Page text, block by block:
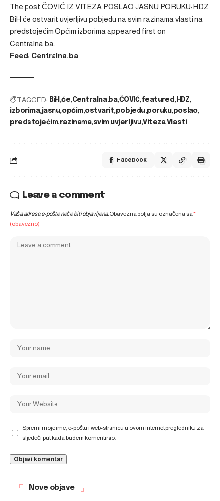
The post ČOVIĆ IZ VITEZA POSLAO JASNU PORUKU: HDZ
BiH će ostvarit uvjerljivu pobjedu na svim razinama vlasti na
predstojećim Općim izborima appeared first on
Centralna.ba
Feed: Centralna.ba
TAGGED: BiH će Centralna.ba ČOVIĆ featured HDZ
izborima jasnu općim ostvarit pobjedu poruku poslao
predstojećim razinama svim uvjerljivu Viteza Vlasti
Facebook
Leave a comment
Vaša adresa e-pošte neće biti objavljena. Obavezna polja su označena sa*
(obavezno)
Spremi moje ime, e-poštu i web-stranicu u ovom internet pregledniku za
sljedeći put kada budem komentirao.
Nove objave